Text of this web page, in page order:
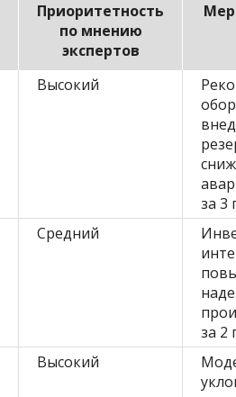
Приоритетность
по мнению
экспертов
Высокий
за 3
Средний
за 2
Высокий